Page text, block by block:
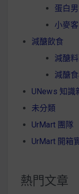
蛋白
小麥客
減醣飲食
減醣
減醣
UNews 知識
未分類
UrMart 團隊
UrMart 開箱
熱門文章